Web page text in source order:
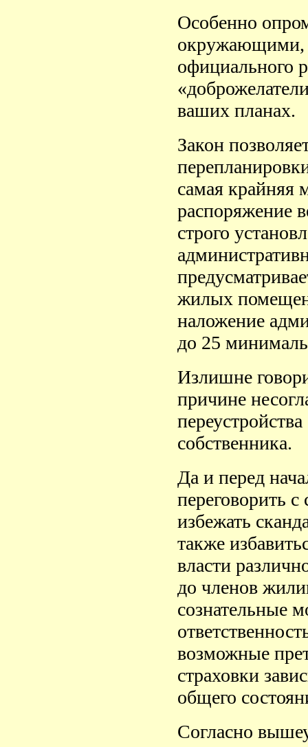
Особенно
окружающими,
официального
ваших планах.
Закон
самая крайняя
распоряжение
строго
жилых
наложение
до 25
Излишне
причине
собственника.
Да и перед
переговорить
избежать
также
власти
до членов
сознательные
возможные
страховки
общего
Согласно